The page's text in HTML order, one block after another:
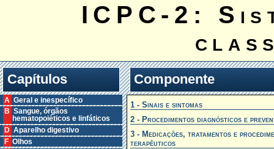
ICPC-2:
Capítulos
A Geral e inespecífico
B Sangue, órgãos
hematopoiéticos e linfáticos
D Aparelho digestivo
F Olhos
Componente
1 - Sinais e sintomas
2 - Procedimentos diagnósticos e
3 - Medicações, tratamentos e
terapêuticos